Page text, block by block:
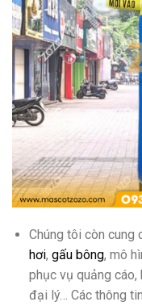
Chúng tôi còn cung
hơi, gấu bông, mô
phục vụ quảng cáo,
đại lý… Các thông